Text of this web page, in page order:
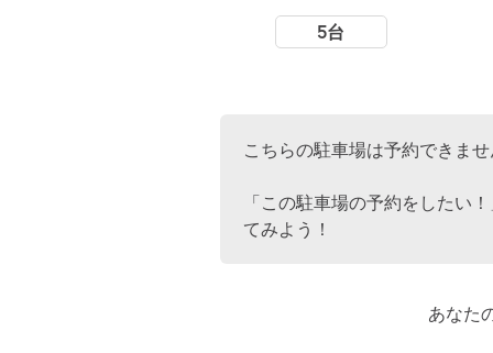
5台
こちらの駐車場は予約できま
「この駐車場の予約をしたい
てみよう！
あなた